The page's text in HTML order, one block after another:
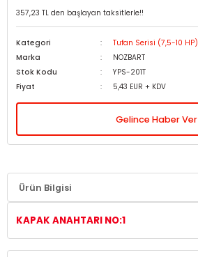
357,23 TL den başlayan taksitlerle!!
Kategori
Tufan Serisi (7,5-10 HP)
Marka
NOZBART
Stok Kodu
YPS-201T
Fiyat
5,43 EUR + KDV
Gelince Haber Ver
Ürün Bilgisi
KAPAK ANAHTARI NO:1